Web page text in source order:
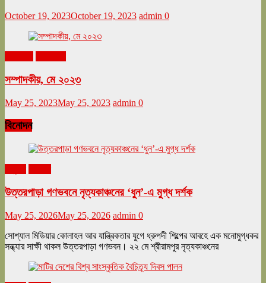
October 19, 2023October 19, 2023 admin 0
সম্পাদকীয়, মে ২০২৩
May 25, 2023May 25, 2023 admin 0
বিনোদন
উত্তরপাড়া গণভবনে নৃত্যকাঞ্চনের ‘ধুন’-এ মুগ্ধ দর্শক
May 25, 2026May 25, 2026 admin 0
সোশ্যাল মিডিয়ার কোলাহল আর যান্ত্রিকতার যুগে ধ্রুপদী শিল্পের আবহে এক মনোমুগ্ধকর
সন্ধ্যার সাক্ষী থাকল উত্তরপাড়া গণভবন। ২২ মে শ্রীরামপুর নৃত্যকাঞ্চনের